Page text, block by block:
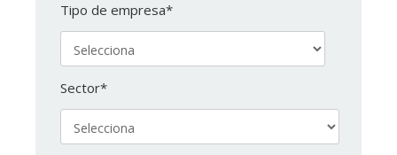
Tipo de empresa*
Sector*